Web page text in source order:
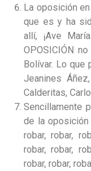
La oposición
que es y ha
allí, ¡Ave
OPOSICIÓN
Bolívar. Lo que
Jeanines
Calderitas,
Sencillamente
de la oposición
robar, robar,
robar, robar,
robar, robar,